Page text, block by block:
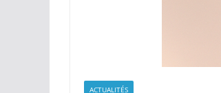
ACTUALITÉS